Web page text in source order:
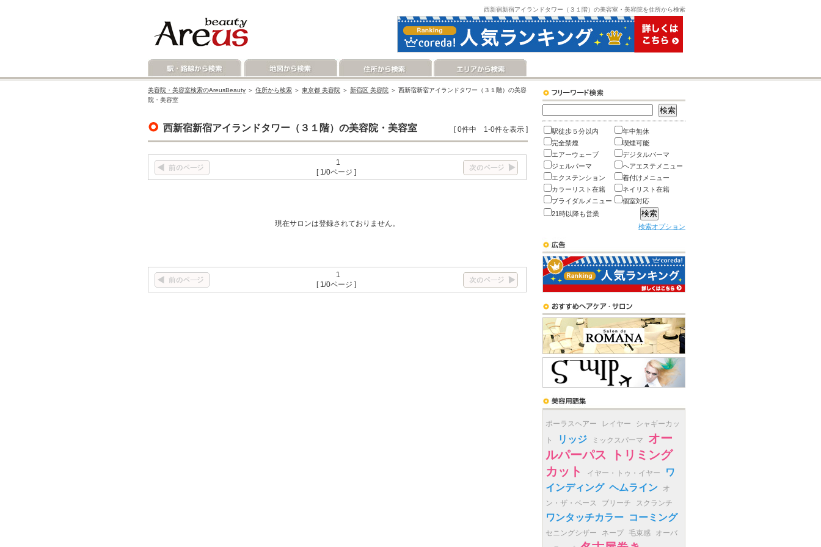
西新宿新宿アイランドタワー（３１階）の美容室・美容院を住所から検索
美容院・美容室検索のAreusBeauty ＞ 住所から検索 ＞ 東京都 美容院 ＞ 新宿区 美容院 ＞ 西新宿新宿アイランドタワー（３１階）の美容
院・美容室
西新宿新宿アイランドタワー（３１階）の美容院・美容室 [ 0件中 1-0件を表示 ]
1
[ 1/0ページ ]
現在サロンは登録されておりません。
1
[ 1/0ページ ]
駅徒歩５分以内
年中無休
完全禁煙
喫煙可能
エアーウェーブ
デジタルパーマ
ジェルパーマ
ヘアエステメニュー
エクステンション
着付けメニュー
カラーリスト在籍
ネイリスト在籍
ブライダルメニュー
個室対応
21時以降も営業
検索オプション
ポーラスヘアー レイヤー
シャギーカッ
ト
リッジ ミックスパーマ
オー
ルパーパス
トリミング
カット
イヤー・トゥ・イヤー
ワ
インディング ヘムライン
オ
ン・ザ・ベース
ブリーチ スクランチ
ワンタッチカラー コーミング
セニングシザー ネープ 毛束感
オーバ